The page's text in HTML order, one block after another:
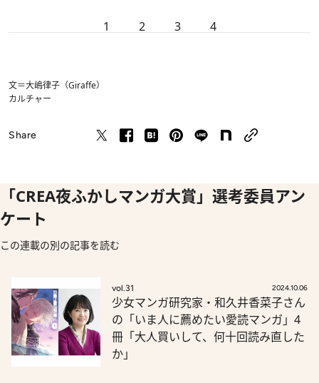
1 2 3 4
文＝大嶋律子（Giraffe）
カルチャー
Share
「CREA夜ふかしマンガ大賞」選考委員アン
ケート
この連載の別の記事を読む
vol.31 2024.10.06
少女マンガ研究家・和久井香菜子さん
の「いま人に薦めたい愛読マンガ」4
冊「大人買いして、何十回読み直した
か」